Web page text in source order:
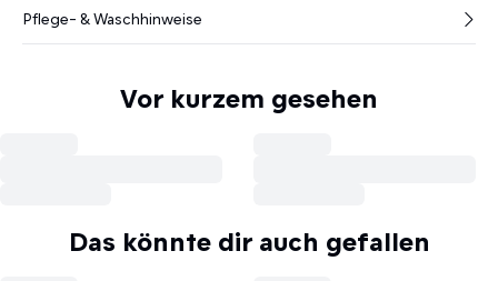
Pflege- & Waschhinweise
Vor kurzem gesehen
Das könnte dir auch gefallen